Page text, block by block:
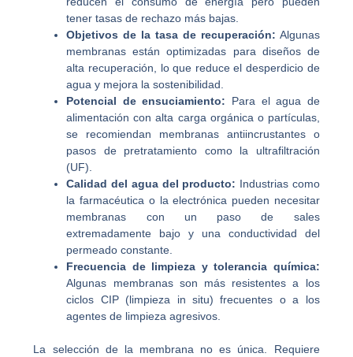
tener tasas de rechazo más bajas.
Objetivos de la tasa de recuperación: Algunas
membranas están optimizadas para diseños de
alta recuperación, lo que reduce el desperdicio de
agua y mejora la sostenibilidad.
Potencial de ensuciamiento: Para el agua de
alimentación con alta carga orgánica o partículas,
se recomiendan membranas antiincrustantes o
pasos de pretratamiento como la ultrafiltración
(UF).
Calidad del agua del producto: Industrias como
la farmacéutica o la electrónica pueden necesitar
membranas con un paso de sales
extremadamente bajo y una conductividad del
permeado constante.
Frecuencia de limpieza y tolerancia química:
Algunas membranas son más resistentes a los
ciclos CIP (limpieza in situ) frecuentes o a los
agentes de limpieza agresivos.
La selección de la membrana no es única. Requiere